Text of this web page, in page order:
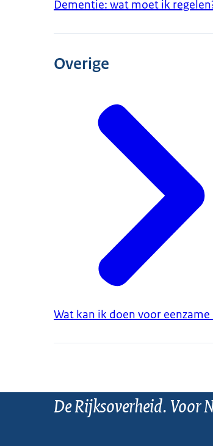
Dementie: wat moet ik
Overige
Wat kan ik doen voor
De Rijksoverheid. Voor